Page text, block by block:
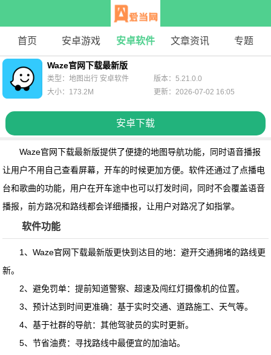
首页 安卓游戏 安卓软件 文章资讯 专题
Waze官网下载最新版
安卓下载
类型：地图出行 安卓软件
版本：5.21.0.0
大小：173.2M
更新：2026-07-02 16:05
Waze官网下载最新版提供了便捷的地图导航功能，同时语音播报
让用户不用自己查看屏幕，开车的时候更加方便。软件还通过了点播电
台和歌曲的功能，用户在开车途中也可以打发时间，同时不会覆盖语音
播报，前方路况和路线都会详细播报，让用户对路况了如指掌。
软件功能
1、Waze官网下载最新版更快到达目的地：避开交通拥堵的路线更
新。
2、避免罚单：提前知道警察、超速及闯红灯摄像机的位置。
3、预计达到时间更准确：基于实时交通、道路施工、天气等。
4、基于社群的导航：其他驾驶员的实时更新。
5、节省油费：寻找路线中最便宜的加油站。